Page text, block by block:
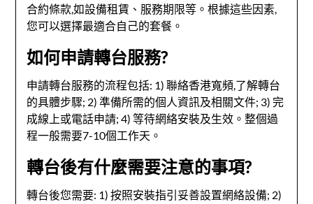
合約條款,如設備租賃、服務期限等。根據這些因素,
您可以選擇最適合自己的套餐。
如何申請轉台服務?
申請轉台服務的流程包括: 1) 聯絡香港寬頻,了解轉台
的具體步驟; 2) 準備所需的個人資訊及相關文件; 3) 完
成線上或電話申請; 4) 等待網絡安裝及生效。整個過
程一般需要7-10個工作天。
轉台後有什麼需要注意的事項?
轉台後您需要: 1) 按照安裝指引妥善設置網絡設備; 2)